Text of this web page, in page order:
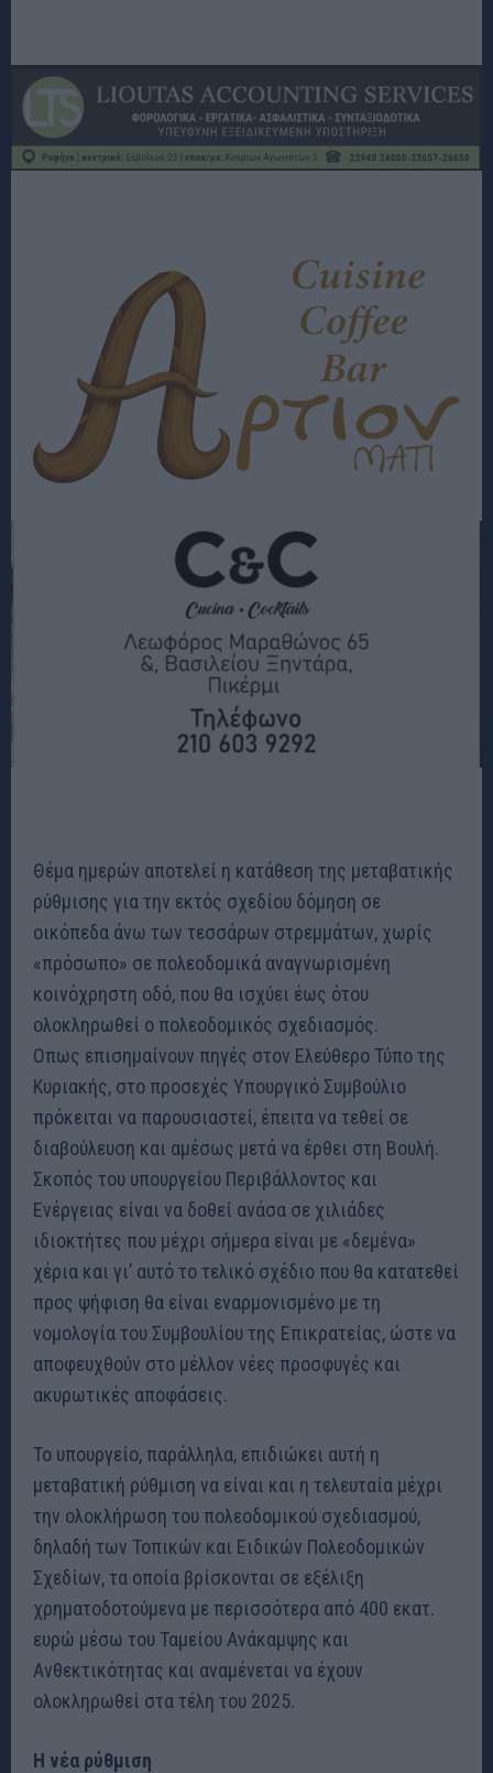
Θέμα ημερών αποτελεί η κατάθεση της μεταβατικής
ρύθμισης για την εκτός σχεδίου δόμηση σε
οικόπεδα άνω των τεσσάρων στρεμμάτων, χωρίς
«πρόσωπο» σε πολεοδομικά αναγνωρισμένη
κοινόχρηστη οδό, που θα ισχύει έως ότου
ολοκληρωθεί ο πολεοδομικός σχεδιασμός.
Οπως επισημαίνουν πηγές στον Ελεύθερο Τύπο της
Κυριακής, στο προσεχές Υπουργικό Συμβούλιο
πρόκειται να παρουσιαστεί, έπειτα να τεθεί σε
διαβούλευση και αμέσως μετά να έρθει στη Βουλή.
Σκοπός του υπουργείου Περιβάλλοντος και
Ενέργειας είναι να δοθεί ανάσα σε χιλιάδες
ιδιοκτήτες που μέχρι σήμερα είναι με «δεμένα»
χέρια και γι’ αυτό το τελικό σχέδιο που θα κατατεθεί
προς ψήφιση θα είναι εναρμονισμένο με τη
νομολογία του Συμβουλίου της Επικρατείας, ώστε να
αποφευχθούν στο μέλλον νέες προσφυγές και
ακυρωτικές αποφάσεις.
Το υπουργείο, παράλληλα, επιδιώκει αυτή η
μεταβατική ρύθμιση να είναι και η τελευταία μέχρι
την ολοκλήρωση του πολεοδομικού σχεδιασμού,
δηλαδή των Τοπικών και Ειδικών Πολεοδομικών
Σχεδίων, τα οποία βρίσκονται σε εξέλιξη
χρηματοδοτούμενα με περισσότερα από 400 εκατ.
ευρώ μέσω του Ταμείου Ανάκαμψης και
Ανθεκτικότητας και αναμένεται να έχουν
ολοκληρωθεί στα τέλη του 2025.
Η νέα ρύθμιση